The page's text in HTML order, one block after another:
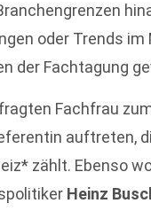
oder Trends im
der Fachtagung
Fachfrau
auftreten,
zählt. Ebenso
Heinz